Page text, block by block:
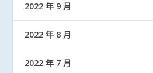
2022 年 9 月
2022 年 8 月
2022 年 7 月